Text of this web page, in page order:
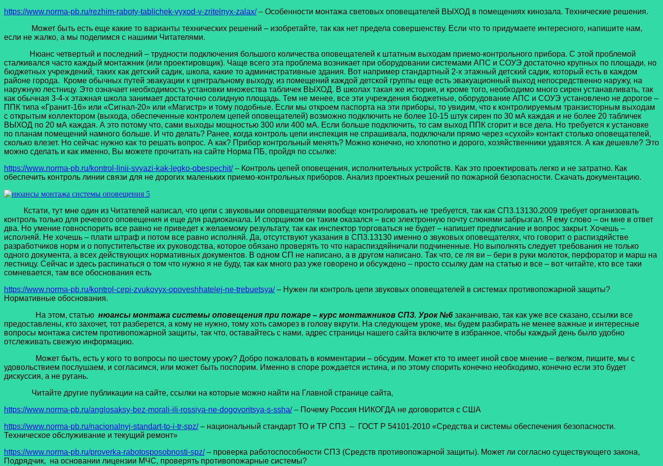
https://www.norma-pb.ru/rezhim-raboty-tablichek-vyxod-v-zritelnyx-zalax/– Особенности монтажа световых оповещателей ВЫХОД в помещениях кинозала. Технические решения.
Может быть есть еще какие то варианты технических решений – изобретайте, так как нет предела совершенству. Если что то придумаете интересного, напишите нам,
если не жалко, а мы поделимся с нашими Читателями.
Нюанс четвертый и последний – трудности подключения большого количества оповещателей к штатным выходам приемо-контрольного прибора. С этой проблемой
сталкивался часто каждый монтажник (или проектировщик). Чаще всего эта проблема возникает при оборудовании системами АПС и СОУЭ достаточно крупных по площади, но
бюджетных учреждений, таких как детский садик, школа, какие то административные здания. Вот например стандартный 2-х этажный детский садик, который есть в каждом
районе города. Кроме обычных путей эвакуации к центральному выходу, из помещений каждой детской группы еще есть эвакуационный выход непосредственно наружу, на
наружную лестницу. Это означает необходимость установки множества табличек ВЫХОД. В школах такая же история, и кроме того, необходимо много сирен устанавливать, так
как обычная 3-4-х этажная школа занимает достаточно солидную площадь. Тем не менее, все эти учреждения бюджетные, оборудование АПС и СОУЭ установлено не дорогое –
ППК типа «Гранит-16» или «Сигнал-20» или «Магистр» и тому подобные. Если мы откроем паспорта на эти приборы, то увидим, что к контролируемым транзисторным выходам
с открытым коллектором (выхода, обеспеченные контролем цепей оповещателей) возможно подключить не более 10-15 штук сирен по 30 мА каждая и не более 20 табличек
ВЫХОД по 20 мА каждая. А это потому что, сами выходы мощностью 300 или 400 мА. Если больше подключить, то сам выход ППК сгорит и все дела. Но требуется к установке
по планам помещений намного больше. И что делать? Ранее, когда контроль цепи инспекция не спрашивала, подключали прямо через «сухой» контакт столько оповещателей,
сколько влезет. Но сейчас нужно как то решать вопрос. А как? Прибор контрольный менять? Можно конечно, но хлопотно и дорого, хозяйственники удавятся. А как дешевле? Это
можно сделать и как именно, Вы можете прочитать на сайте Норма ПБ, пройдя по ссылке:
https://www.norma-pb.ru/kontrol-linii-svyazi-kak-legko-obespechit/– Контроль цепей оповещения, исполнительных устройств. Как это проектировать легко и не затратно. Как
обеспечить контроль линии связи для не дорогих маленьких приемо-контрольных приборов. Анализ проектных решений по пожарной безопасности. Скачать документацию.
Кстати, тут мне один из Читателей написал, что цепи с звуковыми оповещателями вообще контролировать не требуется, так как СП3.13130.2009 требует организовать
контроль только для речевого оповещения и еще для радиоканала. И спорщиком он таким оказался – всю электронную почту слюнями забрызгал. Я ему слово – он мне в ответ
два. Но умение говноспорить все равно не приведет к желаемому результату, так как инспектор торговаться не будет – напишет предписание и вопрос закрыт. Хочешь –
исполняй. Не хочешь – плати штраф и потом все равно исполняй. Да, отсутствуют указания в СП3.13130 именно о звуковых оповещателях, что говорит о распиздяйстве
разработчиков норм и о попустительстве их руководства, которое обязано проверять то что нараспиздяйничали подчиненные. Но выполнять следует требования не только
одного документа, а всех действующих нормативных документов. В одном СП не написано, а в другом написано. Так что, се ля ви – бери в руки молоток, перфоратор и марш на
лестницу. Сейчас и здесь распинаться о том что нужно я не буду, так как много раз уже говорено и обсуждено – просто ссылку дам на статью и все – вот читайте, кто все таки
сомневается, там все обоснования есть
https://www.norma-pb.ru/kontrol-cepi-zvukovyx-opoveshhatelej-ne-trebuetsya/– Нужен ли контроль цепи звуковых оповещателей в системах противопожарной защиты?
Нормативные обоснования.
На этом, статью нюансы монтажа системы оповещения при пожаре – курс монтажников СПЗ. Урок №6 заканчиваю, так как уже все сказано, ссылки все
предоставлены, кто захочет, тот разберется, а кому не нужно, тому хоть саморез в голову вкрути. На следующем уроке, мы будем разбирать не менее важные и интересные
вопросы монтажа систем противопожарной защиты, так что, оставайтесь с нами, адрес страницы нашего сайта включите в избранное, чтобы каждый день было удобно
отслеживать свежую информацию.
Может быть, есть у кого то вопросы по шестому уроку? Добро пожаловать в комментарии – обсудим. Может кто то имеет иной свое мнение – велком, пишите, мы с
удовольствием послушаем, и согласимся, или может быть поспорим. Именно в споре рождается истина, и по этому спорить конечно необходимо, конечно если это будет
дискуссия, а не ругань.
Читайте другие публикации на сайте, ссылки на которые можно найти на Главной странице сайта,
https://www.norma-pb.ru/anglosaksy-bez-morali-ili-rossiya-ne-dogovoritsya-s-ssha/– Почему Россия НИКОГДА не договорится с США
https://www.norma-pb.ru/nacionalnyj-standart-to-i-tr-spz/– национальный стандарт ТО и ТР СПЗ – ГОСТ Р 54101-2010 «Средства и системы обеспечения безопасности.
Техническое обслуживание и текущий ремонт»
https://www.norma-pb.ru/proverka-rabotosposobnosti-spz/– проверка работоспособности СПЗ (Средств противопожарной защиты). Может ли согласно существующего закона,
Подрядчик, на основании лицензии МЧС, проверять противопожарные системы?